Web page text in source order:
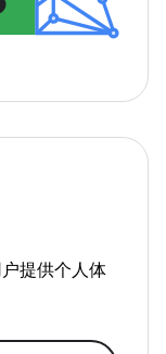
提供个人体